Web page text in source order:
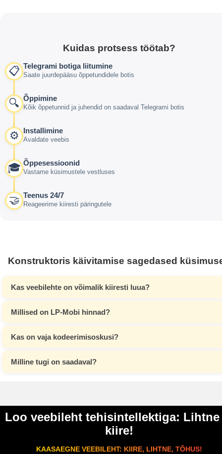
Kuidas protsess töötab?
📋 Telegrami botiga liitumine
Saate juurdepääsu õppetundidele botis
🔍 Õppimine
Kõik õppetunnid ja juhendid on saadaval Telegrami botis
⚙️ Installimine
Avaldate veebis
🎓 Õppesessioonid
Vastame küsimustele vestluses
🤝 Teenus 24/7
Reageerime kiiresti päringutele
Konstruktoris käivitamise sagedased
Kas veebilehte on võimalik kiiresti luua?
Millised on LP-Mobi hinnad?
Kas on vaja kodeerimisoskusi?
Milline tugi on saadaval?
Loo veebileht tehisintellektiga: Lihtne
kiire!
KAASAEGNE VEEBILEHT: KIIRE, LIHTNE, TÕHUS!